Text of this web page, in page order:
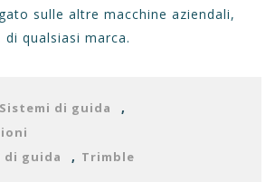
sulle altre macchine aziendali,
qualsiasi marca.
Sistemi di guida ,
di guida , Trimble